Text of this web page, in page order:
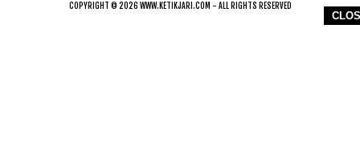
COPYRIGHT © 2026 WWW.KETIKJARI.COM - ALL RIGHTS RESERVED